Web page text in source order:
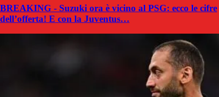
BREAKING - Suzuki ora è vicino al PSG: ecco le cifre
dell’offerta! E con la Juventus…